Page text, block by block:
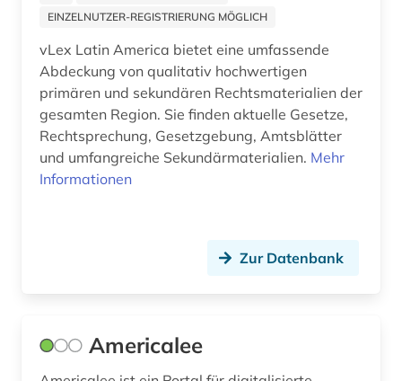
fachinformationsdienst lateinamerika, karibik
und latino studies (1)
fachportal (1)
fid internationale und interdisziplinäre
filmografie (1)
EINZELNUTZER-REGISTRIERUNG MÖGLICH
vLex Latin America bietet eine umfassende
Abdeckung von qualitativ hochwertigen
primären und sekundären Rechtsmaterialien der
gesamten Region. Sie finden aktuelle Gesetze,
Rechtsprechung, Gesetzgebung, Amtsblätter
und umfangreiche Sekundärmaterialien. Mehr
Informationen
Zur Datenbank
Americalee